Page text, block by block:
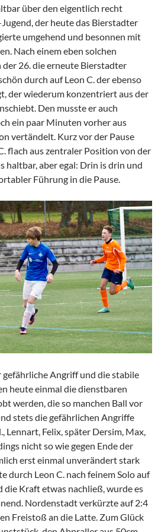
über den eigentlich recht
der heute das Bierstadter
umgehend und besonnen mit
Nach einem eben solchen
der 26. die erneute Bierstadter
durch auf Leon C. der ebenso
der wiederum konzentriert aus der
Den musste er auch
ein paar Minuten vorher aus
vertändelt. Kurz vor der Pause
flach aus zentraler Position von der
haltbar, aber egal: Drin is drin und
Führung in die Pause.
Angriff und die stabile
heute einmal die dienstbaren
werden, die so manchen Ball vor
stets die gefährlichen Angriffe
Lennart, Felix, später Dersim, Max,
nicht so wie gegen Ende der
erst einmal unverändert stark
durch Leon C. nach feinem Solo auf
Kraft etwas nachließ, wurde es
Nordenstadt verkürzte auf 2:4
Freistoß an die Latte. Zum Glück